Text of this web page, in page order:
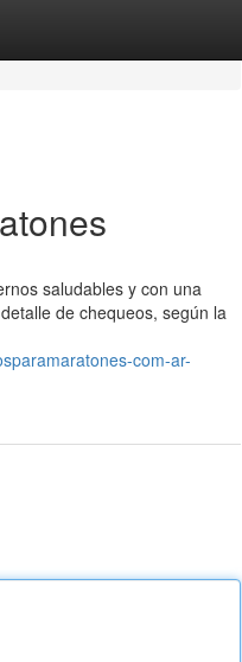
saludables y con una
de chequeos, según la
com-ar-